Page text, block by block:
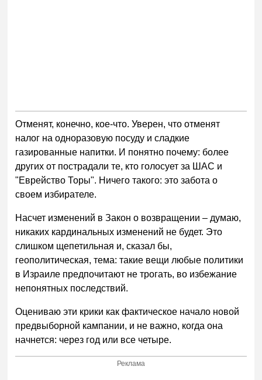
Отменят, конечно, кое-что. Уверен, что отменят
налог на одноразовую посуду и сладкие
газированные напитки. И понятно почему: более
других от пострадали те, кто голосует за ШАС и
"Еврейство Торы". Ничего такого: это забота о
своем избирателе.
Насчет изменений в Закон о возвращении – думаю,
никаких кардинальных изменений не будет. Это
слишком щепетильная и, сказал бы,
геополитическая, тема: такие вещи любые политики
в Израиле предпочитают не трогать, во избежание
непонятных последствий.
Оцениваю эти крики как фактическое начало новой
предвыборной кампании, и не важно, когда она
начнется: через год или все четыре.
Реклама